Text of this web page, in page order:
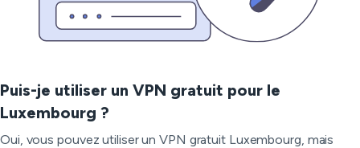
Puis-je utiliser un VPN gratuit pour le
Luxembourg ?
Oui, vous pouvez utiliser un VPN gratuit Luxembourg, mais